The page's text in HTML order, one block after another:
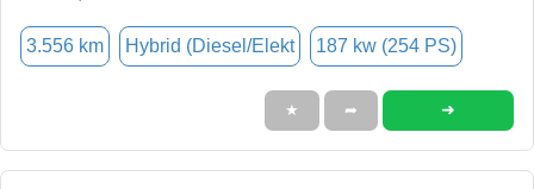
3.556 km Hybrid (Diesel/Elekt 187 kw (254 PS)
★ ➦ ➜